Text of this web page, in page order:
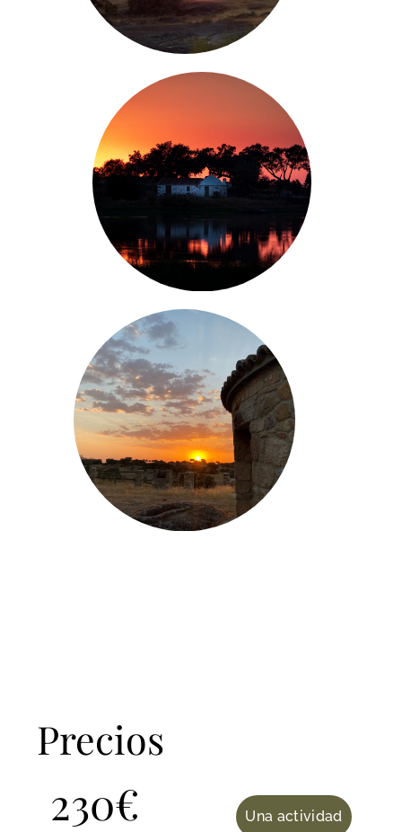
Precios
€
230 Una actividad